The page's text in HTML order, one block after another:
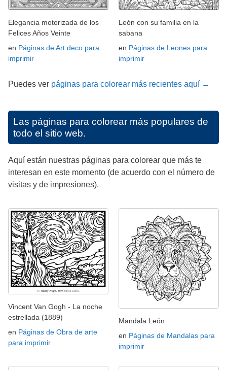
Elegancia motorizada de los
Felices Años Veinte
en Páginas de Art deco para
imprimir
León con su familia en la
sabana
en Páginas de Leones para
imprimir
Puedes ver páginas para colorear más recientes aquí →
Las páginas para colorear más populares de
todo el sitio web.
Aquí están nuestras páginas para colorear que más te
interesan en este momento (de acuerdo con el número de
visitas y de impresiones).
Vincent Van Gogh - La noche
estrellada (1889)
en Páginas de Obra de arte
para imprimir
Mandala León
en Páginas de Mandalas para
imprimir